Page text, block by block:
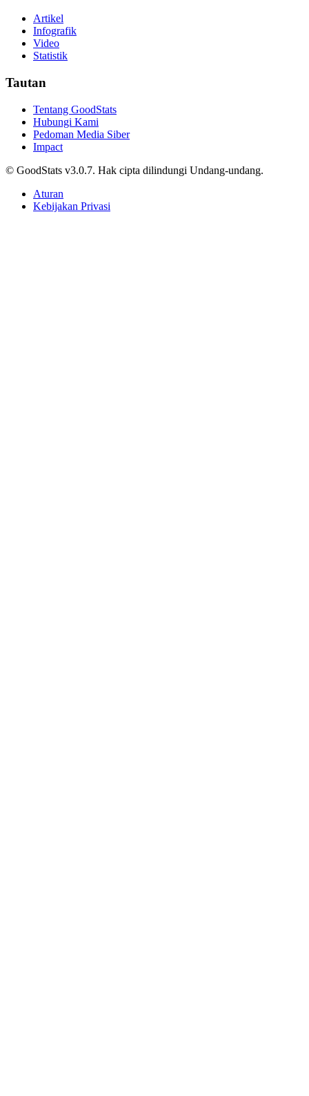
Artikel
Infografik
Video
Statistik
Tautan
Tentang GoodStats
Hubungi Kami
Pedoman Media Siber
Impact
© GoodStats v3.0.7. Hak cipta dilindungi Undang-undang.
Aturan
Kebijakan Privasi